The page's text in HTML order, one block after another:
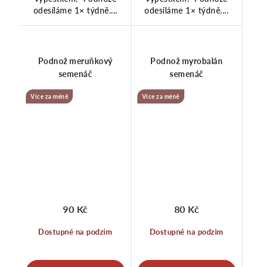
odesíláme 1× týdně....
odesíláme 1× týdně....
Podnož meruňkový
semenáč
Více za méně
Dostupné na podzim
90 Kč
Podnož myrobalán
semenáč
Více za méně
Dostupné na podzim
80 Kč